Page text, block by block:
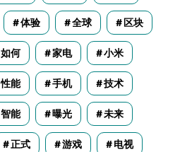
体验 全球 区块
如何 家电 小米
性能 手机 技术
智能 曝光 未来
正式 游戏 电视